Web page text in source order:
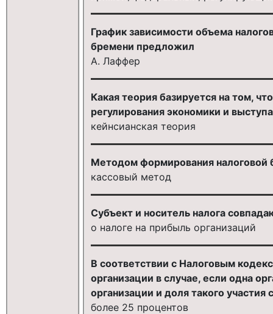
График зависимости объема
бремени предложил
А. Лаффер
Какая теория базируется на том,
регулирования экономики и
кейнсианская теория
Методом формирования налоговой
кассовый метод
Субъект и носитель налога
о налоге на прибыль организаций
В соответствии с Налоговым
организации в случае, если одна
организации и доля такого участия
более 25 процентов